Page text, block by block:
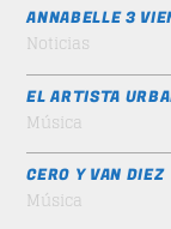
ANNABELLE 3
Noticias
EL ARTISTA
Música
CERO Y VAN DIEZ
Música